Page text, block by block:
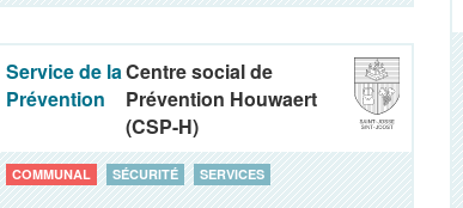
Service de la
Prévention
Centre social de
Prévention Houwaert
(CSP-H)
COMMUNAL SÉCURITÉ SERVICES